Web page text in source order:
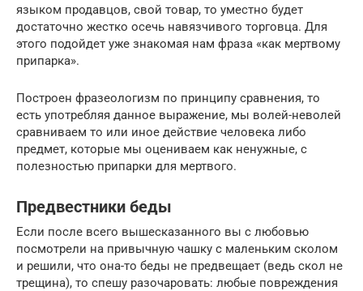
языком продавцов, свой товар, то уместно будет
достаточно жестко осечь навязчивого торговца. Для
этого подойдет уже знакомая нам фраза «как мертвому
припарка».
Построен фразеологизм по принципу сравнения, то
есть употребляя данное выражение, мы волей-неволей
сравниваем то или иное действие человека либо
предмет, которые мы оцениваем как ненужные, с
полезностью припарки для мертвого.
Предвестники беды
Если после всего вышесказанного вы с любовью
посмотрели на привычную чашку с маленьким сколом
и решили, что она-то беды не предвещает (ведь скол не
трещина), то спешу разочаровать: любые повреждения